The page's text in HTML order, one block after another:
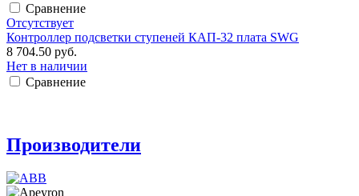
Сравнение
Отсутствует
Контроллер подсветки ступеней КАП-32 плата SWG
8 704.50 руб.
Нет в наличии
Сравнение
Производители